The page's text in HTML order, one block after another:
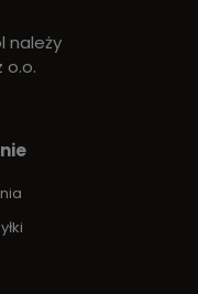
należy
o.o.